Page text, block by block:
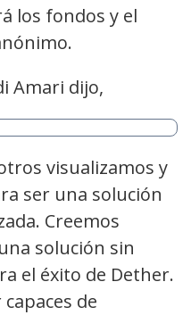
los fondos y el
Amari dijo,
visualizamos y
ser una solución
Creemos
solución sin
el éxito de Dether.
de